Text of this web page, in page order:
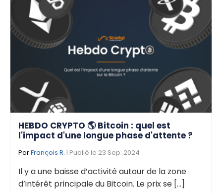
HEBDO CRYPTO 🌎 Bitcoin : quel est
l'impact d'une longue phase d'attente ?
ParFrançois R. | Publié le 23 Sep. 2024
Il y a une baisse d’activité autour de la zone
d’intérêt principale du Bitcoin. Le prix se [...]